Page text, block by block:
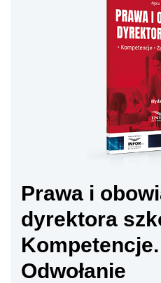
Prawa i
dyrektora
Odwołanie